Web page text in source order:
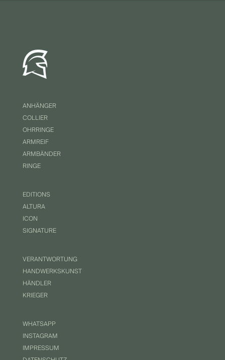
ANHÄNGER
COLLIER
OHRRINGE
ARMREIF
ARMBÄNDER
RINGE
EDITIONS
ALTURA
ICON
SIGNATURE
VERANTWORTUNG
HANDWERKSKUNST
HÄNDLER
KRIEGER
WHATSAPP
INSTAGRAM
IMPRESSUM